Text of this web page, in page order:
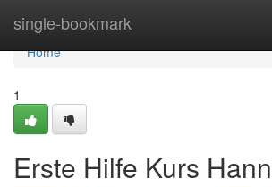
single-bookmark
Home
Home
1
Erste Hilfe Kurs